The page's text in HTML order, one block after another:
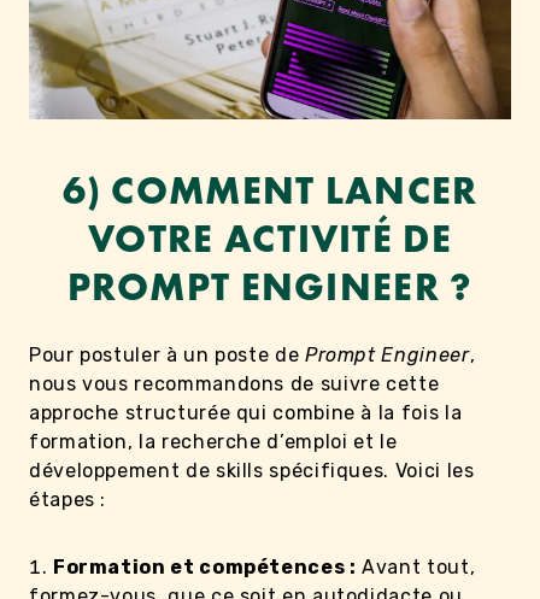
6) COMMENT LANCER
VOTRE ACTIVITÉ DE
PROMPT ENGINEER ?
Pour postuler à un poste de Prompt Engineer,
nous vous recommandons de suivre cette
approche structurée qui combine à la fois la
formation, la recherche d’emploi et le
développement de skills spécifiques. Voici les
étapes :
Formation et compétences : Avant tout,